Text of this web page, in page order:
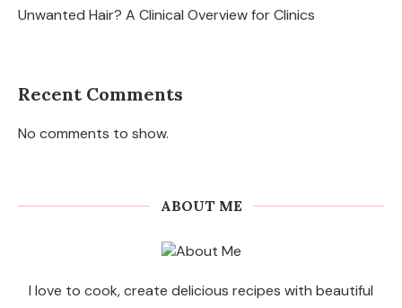
Unwanted Hair? A Clinical Overview for Clinics
Recent Comments
No comments to show.
ABOUT ME
I love to cook, create delicious recipes with beautiful